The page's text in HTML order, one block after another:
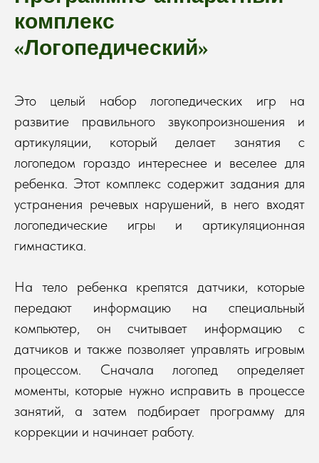
комплекс
«Логопедический»
Это целый набор логопедических игр на
развитие правильного звукопроизношения и
артикуляции, который делает занятия с
логопедом гораздо интереснее и веселее для
ребенка. Этот комплекс содержит задания для
устранения речевых нарушений, в него входят
логопедические игры и артикуляционная
гимнастика.
На тело ребенка крепятся датчики, которые
передают информацию на специальный
компьютер, он считывает информацию с
датчиков и также позволяет управлять игровым
процессом. Сначала логопед определяет
моменты, которые нужно исправить в процессе
занятий, а затем подбирает программу для
коррекции и начинает работу.